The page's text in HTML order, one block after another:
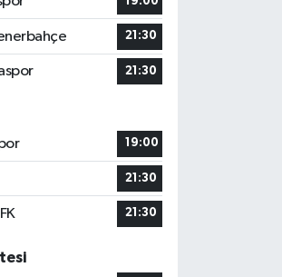
21:30
21:30
19:00
21:30
21:30